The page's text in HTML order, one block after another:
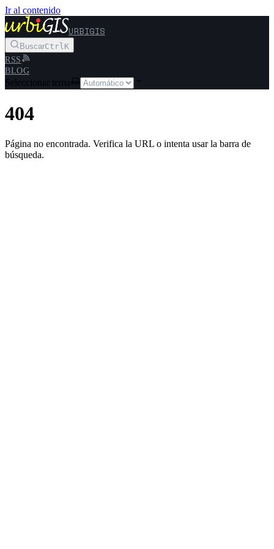
Ir al contenido
URBIGIS
BuscarCtrlK
RSS
BLOG
Seleccionar tema
404
Página no encontrada. Verifica la URL o intenta usar la barra de
búsqueda.